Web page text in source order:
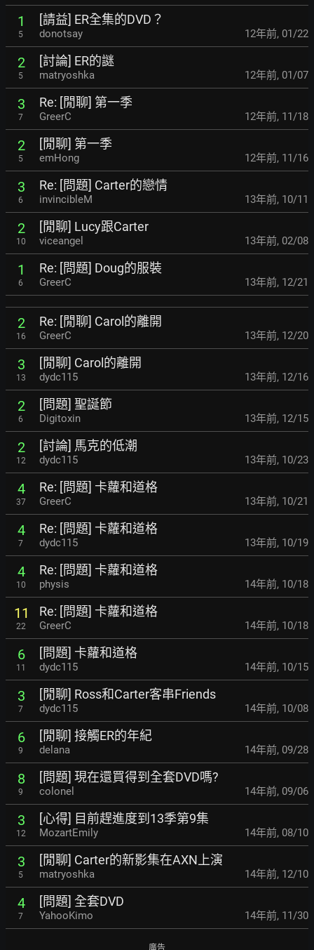
1
5
[請益] ER全集的DVD？
donotsay 12年前, 01/22
2
5
[討論] ER的謎
matryoshka 12年前, 01/07
3
7
Re: [閒聊] 第一季
GreerC 12年前, 11/18
2
5
[閒聊] 第一季
emHong 12年前, 11/16
3
6
Re: [問題] Carter的戀情
invincibleM 13年前, 10/11
2
10
[閒聊] Lucy跟Carter
viceangel 13年前, 02/08
1
6
Re: [問題] Doug的服裝
GreerC 13年前, 12/21
2
16
Re: [閒聊] Carol的離開
GreerC 13年前, 12/20
3
13
[閒聊] Carol的離開
dydc115 13年前, 12/16
2
6
[問題] 聖誕節
Digitoxin 13年前, 12/15
2
12
[討論] 馬克的低潮
dydc115 13年前, 10/23
4
37
Re: [問題] 卡蘿和道格
GreerC 13年前, 10/21
4
7
Re: [問題] 卡蘿和道格
dydc115 13年前, 10/19
4
10
Re: [問題] 卡蘿和道格
physis 14年前, 10/18
11
22
Re: [問題] 卡蘿和道格
GreerC 14年前, 10/18
6
11
[問題] 卡蘿和道格
dydc115 14年前, 10/15
3
7
[閒聊] Ross和Carter客串Friends
dydc115 14年前, 10/08
6
9
[閒聊] 接觸ER的年紀
delana 14年前, 09/28
8
9
[問題] 現在還買得到全套DVD嗎?
colonel 14年前, 09/06
3
12
[心得] 目前趕進度到13季第9集
MozartEmily 14年前, 08/10
3
5
[閒聊] Carter的新影集在AXN上演
matryoshka 14年前, 12/10
4
7
[問題] 全套DVD
YahooKimo 14年前, 11/30